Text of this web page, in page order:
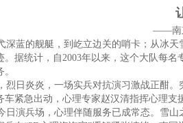
——南
蓝的舰艇，到屹立边关的哨卡；从冰天
。据统计，自2003年以来，这个大队每
日炎炎，一场实兵对抗演习激战正酣。
车紧急出动，心理专家赵汉清指挥心理支
演兵场，心理伴随服务已成常态。雪山